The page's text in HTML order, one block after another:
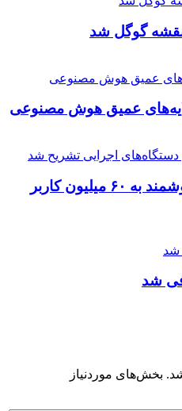
گوگل شد
عمیق هوش مصنوعی
پنجره ملی خدمات دولت هوشمند به ۶۰ میلیون کاربر
شد
بخش‌های موردنیاز